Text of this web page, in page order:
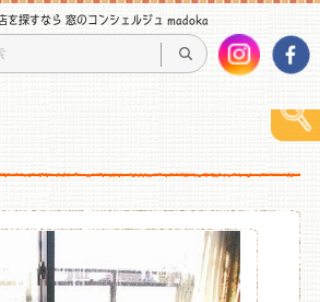
を探すなら 窓のコンシェルジュ madoka